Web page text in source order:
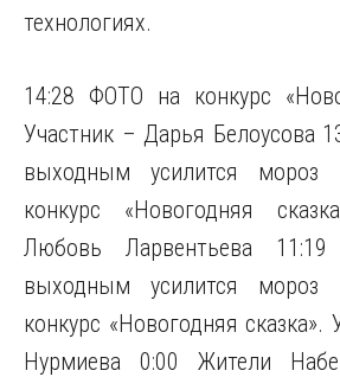
технологиях.
14:28 ФОТО на конкурс
Участник – Дарья Белоусова
выходным усилится
конкурс «Новогодняя
Любовь Ларвентьева
выходным усилится
конкурс «Новогодняя сказка».
Нурмиева 0:00 Жители